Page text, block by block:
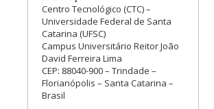
Centro Tecnológico (CTC) –
Universidade Federal de Santa
Catarina (UFSC)
Campus Universitário Reitor João
David Ferreira Lima
CEP: 88040-900 – Trindade –
Florianópolis – Santa Catarina –
Brasil